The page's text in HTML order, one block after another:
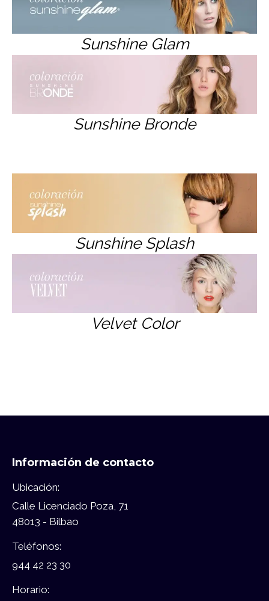
Sunshine Glam
Sunshine Bronde
Sunshine Splash
Velvet Color
Información de contacto
Ubicación:
Calle Licenciado Poza, 71
48013 - Bilbao
Teléfonos:
944 42 23 30
Horario: